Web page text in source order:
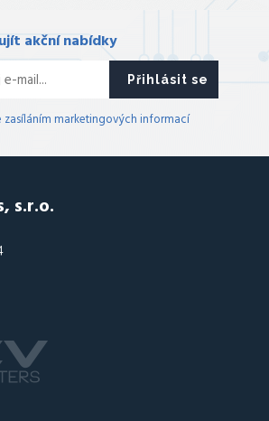
akční nabídky
Přihlásit se
zasíláním marketingových informací
s.r.o.